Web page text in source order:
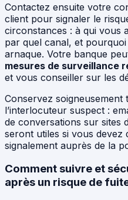
Contactez ensuite votre
client pour signaler le
circonstances : à qui vous
par quel canal, et
arnaque. Votre banque
mesures de surveillance
et vous conseiller sur les
Conservez soigneusement
l’interlocuteur suspect :
de conversations sur sites
seront utiles si vous
signalement auprès de la
Comment suivre et
après un risque de